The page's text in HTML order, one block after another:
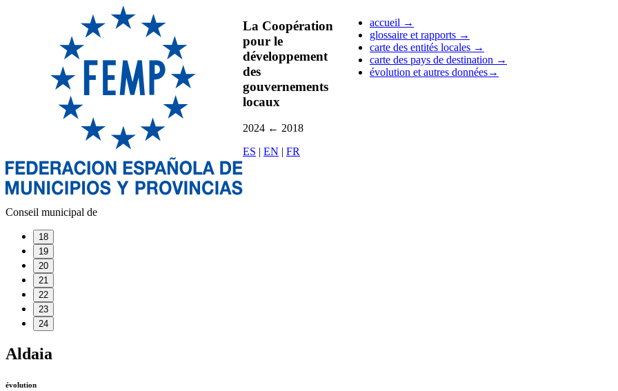
La Coopération
pour le
développement
des
gouvernements
locaux
2024 ← 2018
ES | EN | FR
accueil →
glossaire et rapports →
carte des entités locales →
carte des pays de destination →
évolution et autres données→
Conseil municipal de
18
19
20
21
22
23
24
Aldaia
évolution